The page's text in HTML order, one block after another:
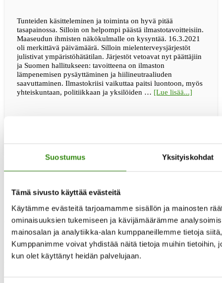
Suostumus Yksityiskohdat
Tämä sivusto käyttää evästeitä
Käytämme evästeitä tarjoamamme sisällön ja mainosten
ominaisuuksien tukemiseen ja kävijämäärämme
mainosalan ja analytiikka-alan kumppaneillemme tietoja
Kumppanimme voivat yhdistää näitä tietoja muihin tietoihin,
kun olet käyttänyt heidän palvelujaan.
Tunteiden käsitteleminen ja toiminta on hyvä pitää
tasapainossa. Silloin on helpompi päästä ilmastotavoitteisiin.
Maaseudun ihmisten näkökulmalle on kysyntää. 16.3.2021
oli merkittävä päivämäärä. Silloin mielenterveysjärjestöt
julistivat ympäristöhätätilan. Järjestöt vetoavat nyt päättäjiin
ja Suomen hallitukseen: tavoitteena on ilmaston
lämpenemisen pysäyttäminen ja hiilineutraaliuden
saavuttaminen. Ilmastokriisi vaikuttaa paitsi luontoon, myös
yhteiskuntaan, politiikkaan ja yksilöiden … [Lue lisää...]
Maaseudun tukihenkilöverkko
Eerikinkatu 27, 6. krs
00180 Helsinki
0400 789 481
mia.kalpa@tukihenkilo.fi